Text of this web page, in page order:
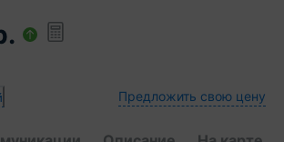
Предложить свою цену